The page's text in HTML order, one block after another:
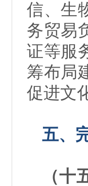
信、生
务贸易
证等服
筹布局
促进文
五、
（十